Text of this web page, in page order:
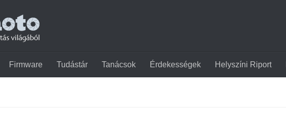
Firmware Tudástár Tanácsok Érdekességek Helyszíni Riport